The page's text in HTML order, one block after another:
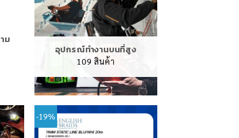
ม
อุปกรณ์ทำงานบนที่สูง
109 สินค้า
-19%